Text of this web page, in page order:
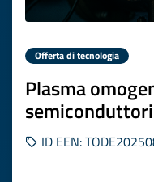
Offerta di tecnologia
Plasma
semiconduttori
ID EEN: